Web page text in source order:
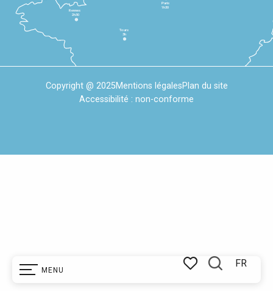
MENU
FR
Rennes
2h30
Tours
3h
Paris
1h30
Copyright @ 2025Mentions légalesPlan du site
Accessibilité : non-conforme